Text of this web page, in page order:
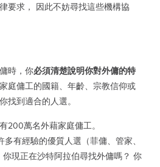
要求，
因此不妨尋找這些機構協
時，你必須清楚說明你對外傭的特
庭傭工的國籍、年齡、宗教信仰或
找到適合的人選。
200萬名外藉家庭傭工。
多有經驗的優質人選（菲傭、管家、
現正在沙特阿拉伯尋找外傭嗎？ 你